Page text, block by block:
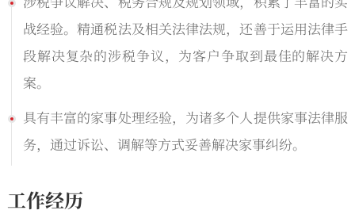
战经验。精通税法及相关法律法规，还善于运用法律手
段解决复杂的涉税争议，为客户争取到最佳的解决方
案。
具有丰富的家事处理经验，为诸多个人提供家事法律服
务，通过诉讼、调解等方式妥善解决家事纠纷。
工作经历